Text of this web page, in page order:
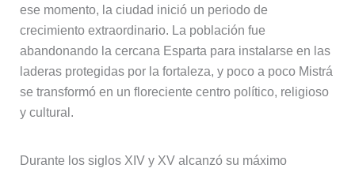
ese momento, la ciudad inició un periodo de
crecimiento extraordinario. La población fue
abandonando la cercana Esparta para instalarse en las
laderas protegidas por la fortaleza, y poco a poco Mistrá
se transformó en un floreciente centro político, religioso
y cultural.
Durante los siglos XIV y XV alcanzó su máximo